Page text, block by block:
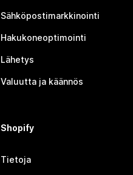
Sähköpostimarkkinointi
Hakukoneoptimointi
Lähetys
Valuutta ja käännös
Shopify
Tietoja